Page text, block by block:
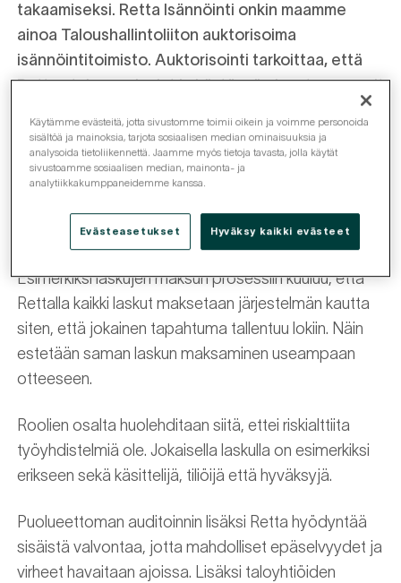
takaamiseksi. Retta Isännöinti onkin maamme
ainoa Taloushallintoliiton auktorisoima
isännöintitoimisto. Auktorisointi tarkoittaa, että
Rettan talouspalvelut ja käytössä olevat prosessit
Automaatiota hyödyntävät prosessit, sähköiset
järjestelmät ja työntekijöiden tarkka roolitus
Esimerkiksi laskujen maksun prosessiin kuuluu, että
Rettalla kaikki laskut maksetaan järjestelmän kautta
siten, että jokainen tapahtuma tallentuu lokiin. Näin
estetään saman laskun maksaminen useampaan
otteeseen.
Roolien osalta huolehditaan siitä, ettei riskialttiita
työyhdistelmiä ole. Jokaisella laskulla on esimerkiksi
erikseen sekä käsittelijä, tiliöijä että hyväksyjä.
Puolueettoman auditoinnin lisäksi Retta hyödyntää
sisäistä valvontaa, jotta mahdolliset epäselvyydet ja
virheet havaitaan ajoissa. Lisäksi taloyhtiöiden
Käytämme evästeitä, jotta sivustomme toimii oikein ja voimme personoida
sisältöä ja mainoksia, tarjota sosiaalisen median ominaisuuksia ja
analysoida tietoliikennettä. Jaamme myös tietoja tavasta, jolla käytät
sivustoamme sosiaalisen median, mainonta- ja
analytiikkakumppaneidemme kanssa.
Evästeasetukset Hyväksy kaikki evästeet